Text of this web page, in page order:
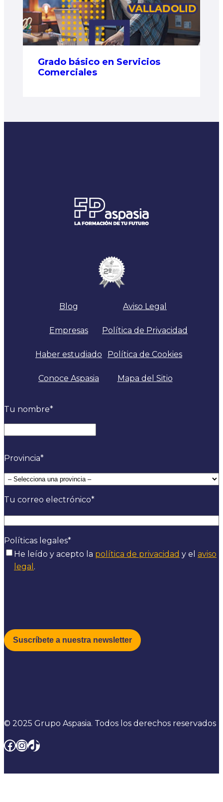
Grado básico en Servicios
Comerciales
Blog
Empresas
Haber estudiado
Conoce Aspasia
Aviso Legal
Política de Privacidad
Política de Cookies
Mapa del Sitio
Tu nombre*
Provincia*
Tu correo electrónico*
Políticas legales*
He leído y acepto la política de privacidad y el aviso
legal .
© 2025 Grupo Aspasia. Todos los derechos reservados
Facebook
Instagram
TikTok